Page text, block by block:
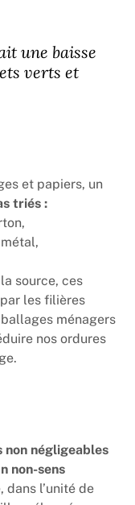
une baisse
verts et
et papiers, un
triés :
source, ces
les filières
ménagers
nos ordures
négligeables
non-sens
dans l’unité de